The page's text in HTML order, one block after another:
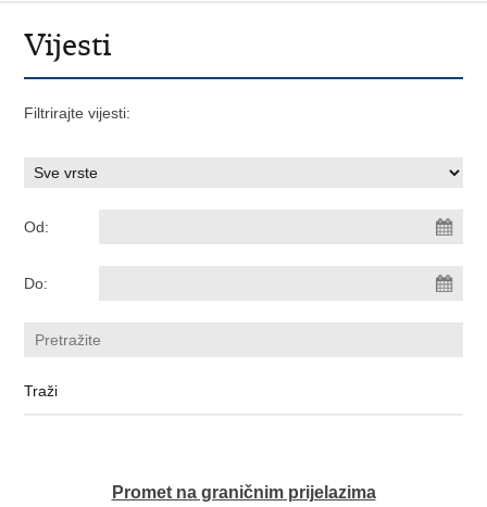
Vijesti
Filtrirajte vijesti:
Od:
Do:
Promet na graničnim prijelazima